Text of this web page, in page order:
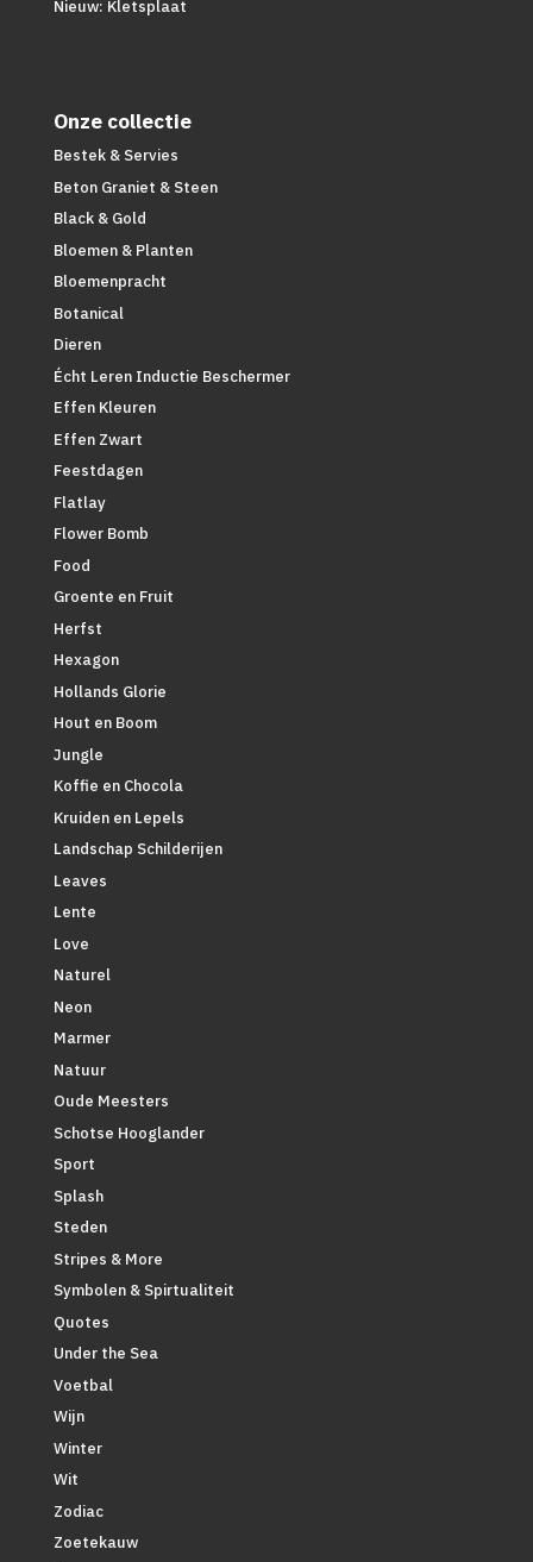
Nieuw: Kletsplaat
Onze collectie
Bestek & Servies
Beton Graniet & Steen
Black & Gold
Bloemen & Planten
Bloemenpracht
Botanical
Dieren
Écht Leren Inductie Beschermer
Effen Kleuren
Effen Zwart
Feestdagen
Flatlay
Flower Bomb
Food
Groente en Fruit
Herfst
Hexagon
Hollands Glorie
Hout en Boom
Jungle
Koffie en Chocola
Kruiden en Lepels
Landschap Schilderijen
Leaves
Lente
Love
Naturel
Neon
Marmer
Natuur
Oude Meesters
Schotse Hooglander
Sport
Splash
Steden
Stripes & More
Symbolen & Spirtualiteit
Quotes
Under the Sea
Voetbal
Wijn
Winter
Wit
Zodiac
Zoetekauw